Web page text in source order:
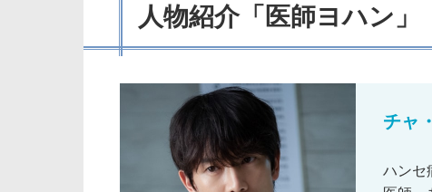
人物紹介「医師ヨハン」
チャ
ハンセ